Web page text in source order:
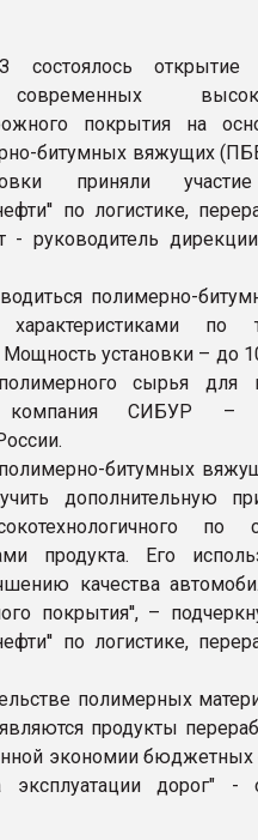
открытие
покрытия на
битумных вяжущих
приняли участие
по логистике,
руководитель дирекции
полимерно-
по
Мощность установки – до
сырья для
компания СИБУР –
полимерно-битумных
дополнительную
по
продукта. Его
качества
покрытия'', –
по логистике,
полимерных
продукты
экономии бюджетных
эксплуатации дорог" -